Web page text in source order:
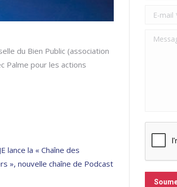
du Bien Public (association
Palme pour les actions
lance la « Chaîne des
», nouvelle chaîne de Podcast
E-mail *